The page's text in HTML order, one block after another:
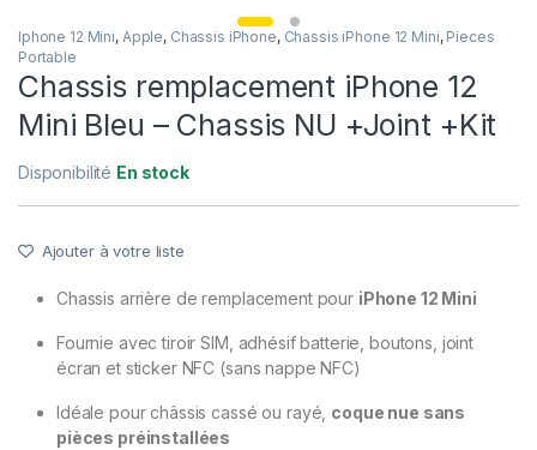
Iphone 12 Mini, Apple, Chassis iPhone, Chassis iPhone 12 Mini, Pieces
Portable
Chassis remplacement iPhone 12
Mini Bleu – Chassis NU +Joint +Kit
Disponibilité En stock
Ajouter à votre liste
Chassis arrière de remplacement pour iPhone 12 Mini
Fournie avec tiroir SIM, adhésif batterie, boutons, joint
écran et sticker NFC (sans nappe NFC)
Idéale pour châssis cassé ou rayé, coque nue sans
pièces préinstallées